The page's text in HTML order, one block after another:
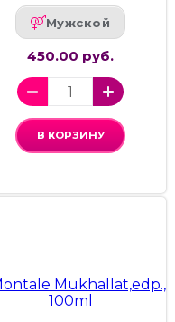
Мужской
450.00 руб.
В КОРЗИНУ